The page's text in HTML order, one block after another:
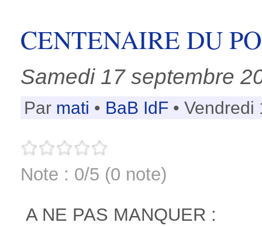
CENTENAIRE DU
Samedi 17 septembre
Par mati • BaB IdF •
Note : 0/5 (0 note)
A NE PAS MANQUER :